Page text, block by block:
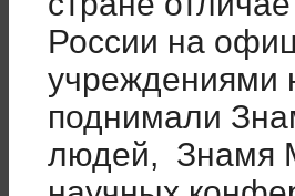
России на
учреждениями
поднимали
людей, Знамя